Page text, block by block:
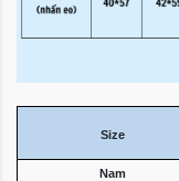
Size
Nam